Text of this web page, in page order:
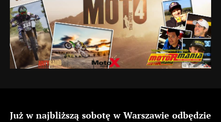
Już w najbliższą sobotę w Warszawie odbędzie